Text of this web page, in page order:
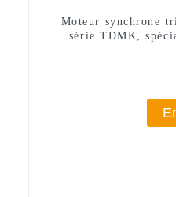
Moteur synchrone
série TDMK,